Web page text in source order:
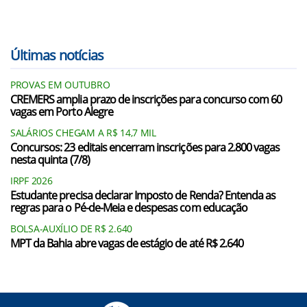
Últimas notícias
PROVAS EM OUTUBRO
CREMERS amplia prazo de inscrições para concurso com 60
vagas em Porto Alegre
SALÁRIOS CHEGAM A R$ 14,7 MIL
Concursos: 23 editais encerram inscrições para 2.800 vagas
nesta quinta (7/8)
IRPF 2026
Estudante precisa declarar Imposto de Renda? Entenda as
regras para o Pé-de-Meia e despesas com educação
BOLSA-AUXÍLIO DE R$ 2.640
MPT da Bahia abre vagas de estágio de até R$ 2.640